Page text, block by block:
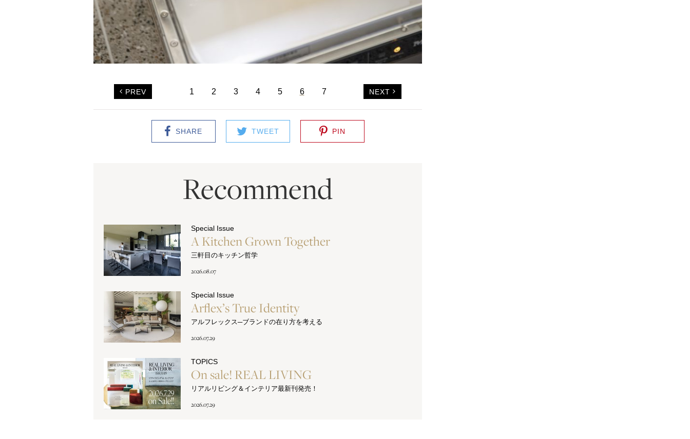
PREV NEXT
1 2 3 4 5 6 7
SHARE TWEET PIN
Recommend
Special Issue
A Kitchen Grown Together
三軒目のキッチン哲学
2026.08.07
Special Issue
Arflex’s True Identity
アルフレックス─ブランドの在り方を考える
2026.07.29
TOPICS
On sale! REAL LIVING
リアルリビング＆インテリア最新刊発売！
2026.07.29